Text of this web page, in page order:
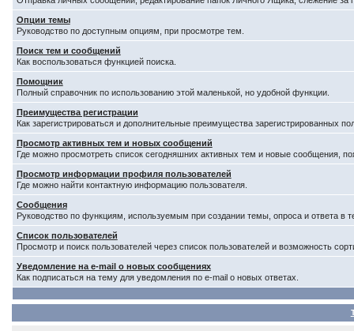
Опции темы
Руководство по доступным опциям, при просмотре тем.
Поиск тем и сообщений
Как воспользоваться функцией поиска.
Помощник
Полный справочник по использованию этой маленькой, но удобной функции.
Преимущества регистрации
Как зарегистрироваться и дополнительные преимущества зарегистрированных
Просмотр активных тем и новых сообщений
Где можно просмотреть список сегодняшних активных тем и новые сообщения,
Просмотр информации профиля пользователей
Где можно найти контактную информацию пользователя.
Сообщения
Руководство по функциям, используемым при создании темы, опроса и ответа в
Список пользователей
Просмотр и поиск пользователей через список пользователей и возможность
Уведомление на e-mail о новых сообщениях
Как подписаться на тему для уведомления по e-mail о новых ответах.